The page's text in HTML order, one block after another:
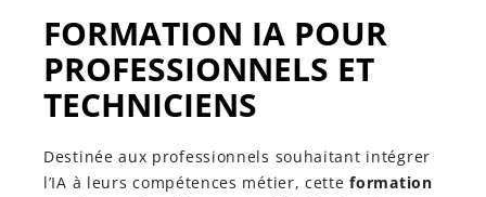
FORMATION IA POUR
PROFESSIONNELS ET
TECHNICIENS
Destinée aux professionnels souhaitant intégrer
l’IA à leurs compétences métier, cetteformation